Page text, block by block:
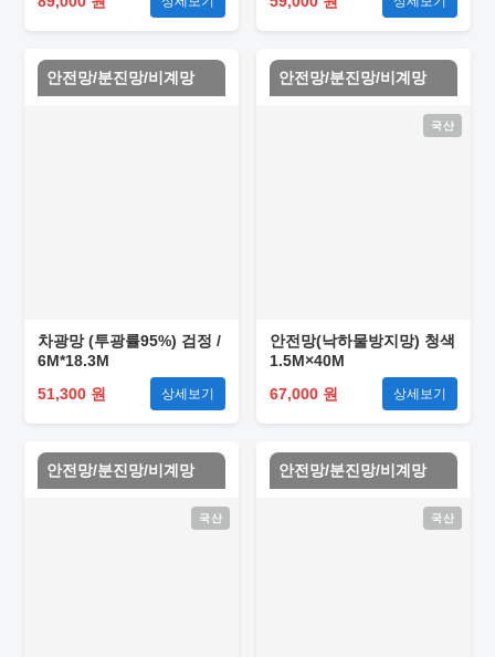
안전망/분진망/비계망
차광망 (투광률95%) 검정 /
6M*18.3M
51,300 원
상세보기
안전망/분진망/비계망
국산
안전망(낙하물방지망) 청색
1.5M×40M
67,000 원
상세보기
안전망/분진망/비계망
국산
안전망/분진망/비계망
국산